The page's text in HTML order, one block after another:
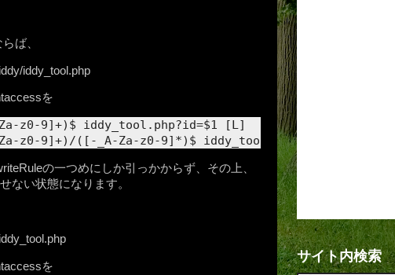
ば、
iddy_tool.php
を
z0-9]+)$ iddy_tool.php?id=$1 [L]
z0-9]+)/([-_A-Za-z0-9]*)$
の一つめにしか引っかからず、その上、
ない状態になります。
を
サイト内検索